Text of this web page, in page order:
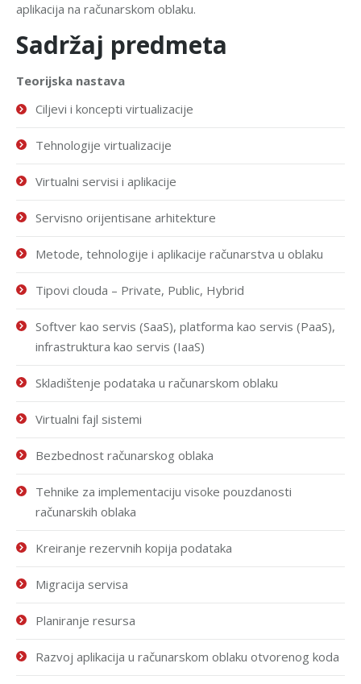
aplikacija na računarskom oblaku.
Sadržaj predmeta
Teorijska nastava
Ciljevi i koncepti virtualizacije
Tehnologije virtualizacije
Virtualni servisi i aplikacije
Servisno orijentisane arhitekture
Metode, tehnologije i aplikacije računarstva u oblaku
Tipovi clouda – Private, Public, Hybrid
Softver kao servis (SaaS), platforma kao servis (PaaS),
infrastruktura kao servis (IaaS)
Skladištenje podataka u računarskom oblaku
Virtualni fajl sistemi
Bezbednost računarskog oblaka
Tehnike za implementaciju visoke pouzdanosti
računarskih oblaka
Kreiranje rezervnih kopija podataka
Migracija servisa
Planiranje resursa
Razvoj aplikacija u računarskom oblaku otvorenog koda